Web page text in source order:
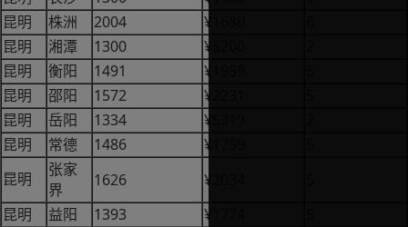
昆明 株洲 2004 ¥1680
昆明 湘潭 1300 ¥5200
昆明 衡阳 1491 ¥1959
昆明 邵阳 1572 ¥2231
昆明 岳阳 1334 ¥5319
昆明 常德 1486 ¥1759
昆明
张家
界
1626 ¥2034
昆明 益阳 1393 ¥1774